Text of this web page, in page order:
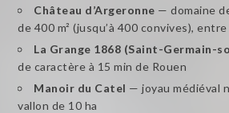
Château d’Argeronne — domaine
de 400 m² (jusqu’à 400 convives),
La Grange 1868 (Saint-Germain-
de caractère à 15 min de Rouen
Manoir du Catel — joyau médiéval
vallon de 10 ha